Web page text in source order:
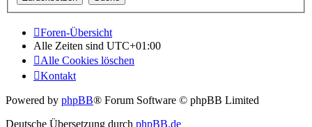
Foren-Übersicht
Alle Zeiten sind UTC+01:00
Alle Cookies löschen
Kontakt
Powered by phpBB® Forum Software © phpBB Limited
Deutsche Übersetzung durch phpBB.de